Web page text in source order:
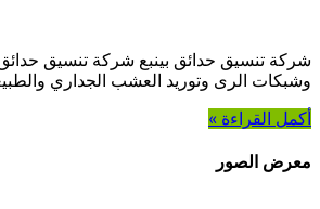
شركة تنسيق حدائق بينبع شركة تنسيق
وشبكات الرى وتوريد العشب الجداري
أكمل القراءة »
معرض الصور